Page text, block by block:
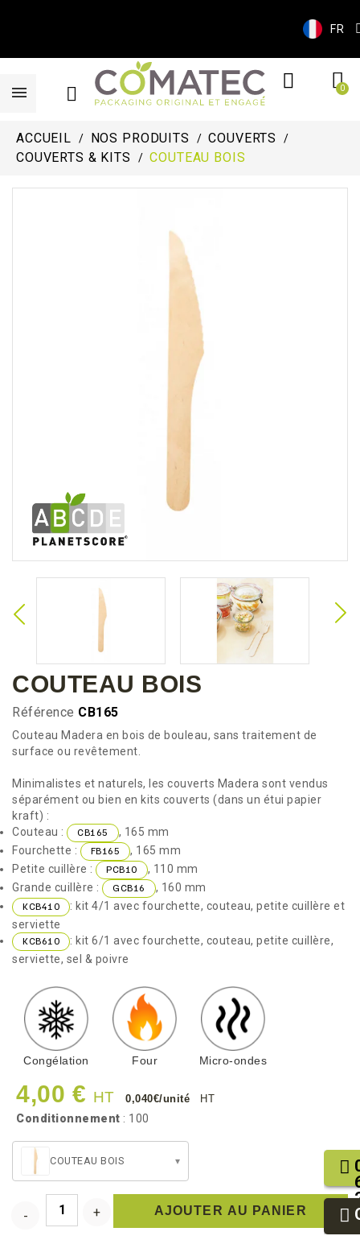
FR
ACCUEIL NOS PRODUITS
COUVERTS
COUVERTS & KITS
COUTEAU BOIS
COUTEAU BOIS
Référence CB165
Couteau Madera en bois de bouleau, sans traitement de
surface ou revêtement.
Minimalistes et naturels, les couverts Madera sont vendus
séparément ou bien en kits couverts (dans un étui papier
kraft) :
Couteau :
CB165
, 165 mm
Fourchette :
FB165
, 165 mm
Petite cuillère :
PCB10
, 110 mm
Grande cuillère :
GCB16 , 160 mm
KCB410
: kit 4/1 avec fourchette, couteau, petite cuillère et
serviette
KCB610
: kit 6/1 avec fourchette, couteau, petite cuillère,
serviette, sel & poivre
Congélation Four Micro-ondes
4,00 € HT 0,040€/unité HT
Conditionnement : 100
COUTEAU BOIS ▾
AJOUTER AU PANIER